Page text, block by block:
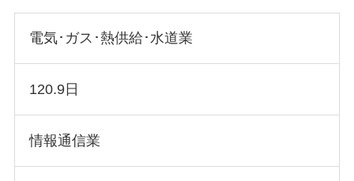
電気･ガス･熱供給･水道業
120.9日
情報通信業